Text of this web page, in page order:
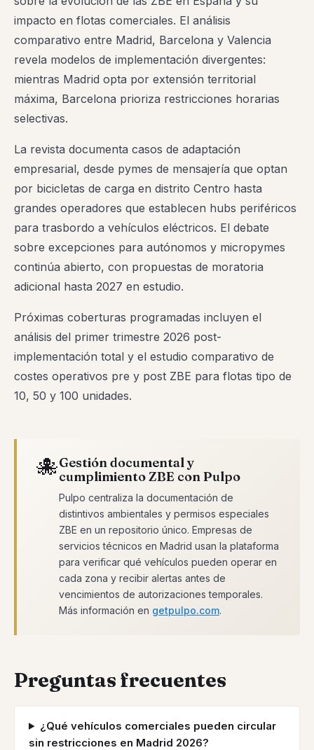
impacto en flotas comerciales. El análisis
comparativo entre Madrid, Barcelona y Valencia
revela modelos de implementación divergentes:
mientras Madrid opta por extensión territorial
máxima, Barcelona prioriza restricciones horarias
selectivas.
La revista documenta casos de adaptación
empresarial, desde pymes de mensajería que optan
por bicicletas de carga en distrito Centro hasta
grandes operadores que establecen hubs periféricos
para trasbordo a vehículos eléctricos. El debate
sobre excepciones para autónomos y micropymes
continúa abierto, con propuestas de moratoria
adicional hasta 2027 en estudio.
Próximas coberturas programadas incluyen el
análisis del primer trimestre 2026 post-
implementación total y el estudio comparativo de
costes operativos pre y post ZBE para flotas tipo de
10, 50 y 100 unidades.
🐙Gestión documental y
cumplimiento ZBE con Pulpo
Pulpo centraliza la documentación de
distintivos ambientales y permisos especiales
ZBE en un repositorio único. Empresas de
servicios técnicos en Madrid usan la plataforma
para verificar qué vehículos pueden operar en
cada zona y recibir alertas antes de
vencimientos de autorizaciones temporales.
Más información en getpulpo.com.
Preguntas frecuentes
¿Qué vehículos comerciales pueden circular
sin restricciones en Madrid 2026?